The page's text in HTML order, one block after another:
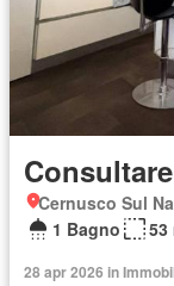
Cernusco Sul
1 Bagno
53
28 apr 2026 in